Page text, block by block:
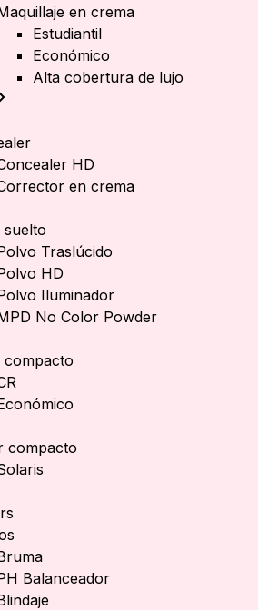
en crema
Estudiantil
Económico
Alta cobertura de lujo
HD
en crema
suelto
Traslúcido
HD
Iluminador
No Color Powder
compacto
compacto
Balanceador